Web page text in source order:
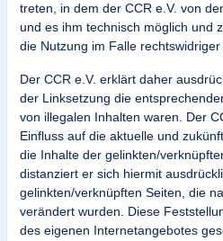
treten, in dem der CCR e.V. von
und es ihm technisch möglich und
die Nutzung im Falle
Der CCR e.V. erklärt daher
der Linksetzung die
von illegalen Inhalten waren. Der
Einfluss auf die aktuelle und
die Inhalte der gelinkten/
distanziert er sich hiermit
gelinkten/verknüpften Seiten, die
verändert wurden. Diese
des eigenen Internetangebotes